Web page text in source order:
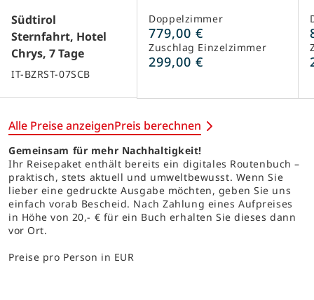
Südtirol
Sternfahrt, Hotel
Chrys, 7 Tage
IT-BZRST-07SCB
Doppelzimmer
779,00 €
Zuschlag Einzelzimmer
299,00 €
Alle Preise anzeigenPreis berechnen
Gemeinsam für mehr Nachhaltigkeit!
Ihr Reisepaket enthält bereits ein digitales Routenbuch –
praktisch, stets aktuell und umweltbewusst. Wenn Sie
lieber eine gedruckte Ausgabe möchten, geben Sie uns
einfach vorab Bescheid. Nach Zahlung eines Aufpreises
in Höhe von 20,- € für ein Buch erhalten Sie dieses dann
vor Ort.
Preise pro Person in EUR